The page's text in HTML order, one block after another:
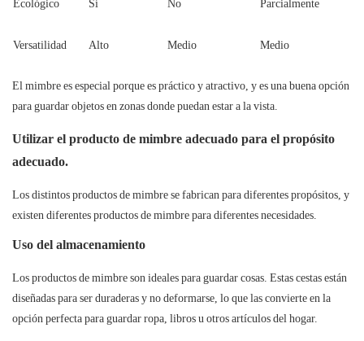
Ecológico Sí No Parcialmente
Versatilidad Alto Medio Medio
El mimbre es especial porque es práctico y atractivo, y es una buena opción
para guardar objetos en zonas donde puedan estar a la vista.
Utilizar el producto de mimbre adecuado para el propósito
adecuado.
Los distintos productos de mimbre se fabrican para diferentes propósitos, y
existen diferentes productos de mimbre para diferentes necesidades.
Uso del almacenamiento
Los productos de mimbre son ideales para guardar cosas. Estas cestas están
diseñadas para ser duraderas y no deformarse, lo que las convierte en la
opción perfecta para guardar ropa, libros u otros artículos del hogar.